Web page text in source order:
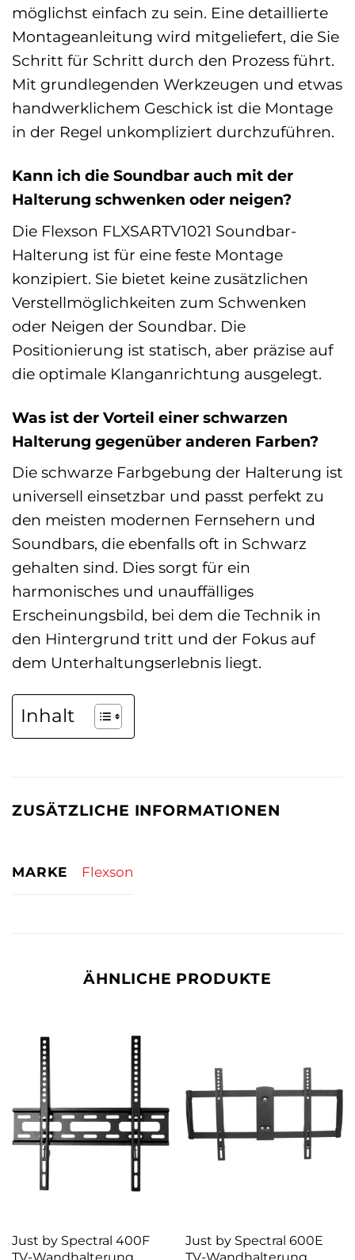
möglichst einfach zu sein. Eine detaillierte
Montageanleitung wird mitgeliefert, die Sie
Schritt für Schritt durch den Prozess führt.
Mit grundlegenden Werkzeugen und etwas
handwerklichem Geschick ist die Montage
in der Regel unkompliziert durchzuführen.
Kann ich die Soundbar auch mit der
Halterung schwenken oder neigen?
Die Flexson FLXSARTV1021 Soundbar-
Halterung ist für eine feste Montage
konzipiert. Sie bietet keine zusätzlichen
Verstellmöglichkeiten zum Schwenken
oder Neigen der Soundbar. Die
Positionierung ist statisch, aber präzise auf
die optimale Klanganrichtung ausgelegt.
Was ist der Vorteil einer schwarzen
Halterung gegenüber anderen Farben?
Die schwarze Farbgebung der Halterung ist
universell einsetzbar und passt perfekt zu
den meisten modernen Fernsehern und
Soundbars, die ebenfalls oft in Schwarz
gehalten sind. Dies sorgt für ein
harmonisches und unauffälliges
Erscheinungsbild, bei dem die Technik in
den Hintergrund tritt und der Fokus auf
dem Unterhaltungserlebnis liegt.
Inhalt
ZUSÄTZLICHE INFORMATIONEN
MARKE Flexson
ÄHNLICHE PRODUKTE
Just by Spectral 400F
Just by Spectral 600E